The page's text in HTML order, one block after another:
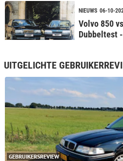
NIEUWS 06-10-
Volvo 850
Dubbeltest
UITGELICHTE
GEBRUIKERSREVIEW